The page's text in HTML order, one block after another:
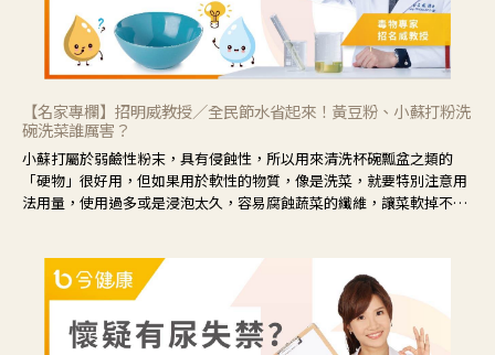
【名家專欄】招明威教授／全民節水省起來！黃豆粉、小蘇打粉洗
碗洗菜誰厲害？
小蘇打屬於弱鹼性粉末，具有侵蝕性，所以用來清洗杯碗瓢盆之類的
「硬物」很好用，但如果用於軟性的物質，像是洗菜，就要特別注意用
法用量，使用過多或是浸泡太久，容易腐蝕蔬菜的纖維，讓菜軟掉不清